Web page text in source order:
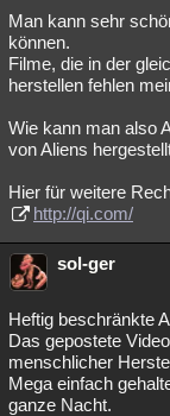
Man kann sehr
können.
Filme, die in der
herstellen fehlen
Wie kann man also
von Aliens
Hier für weitere
http://qi.com/
sol-ger
Heftig beschränkte
Das gepostete
menschlicher
Mega einfach
ganze Nacht.